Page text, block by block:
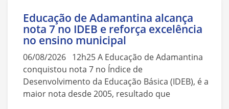
Educação de Adamantina alcança
nota 7 no IDEB e reforça excelência
no ensino municipal
06/08/2026 12h25 A Educação de Adamantina
conquistou nota 7 no Índice de
Desenvolvimento da Educação Básica (IDEB), é a
maior nota desde 2005, resultado que